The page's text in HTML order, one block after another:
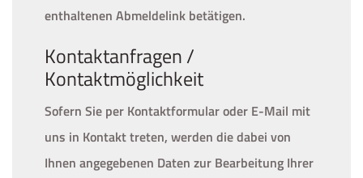
enthaltenen Abmeldelink betätigen.
Kontaktanfragen /
Kontaktmöglichkeit
Sofern Sie per Kontaktformular oder E-Mail mit
uns in Kontakt treten, werden die dabei von
Ihnen angegebenen Daten zur Bearbeitung Ihrer